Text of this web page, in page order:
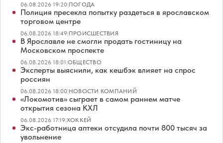
06.08.2026 19:20|ПОГОДА
Полиция пресекла попытку раздеться в ярославском
торговом центре
06.08.2026 18:49|ПРОИСШЕСТВИЯ
В Ярославле не смогли продать гостиницу на
Московском проспекте
06.08.2026 18:01|ОБЩЕСТВО
Эксперты выяснили, как кешбэк влияет на спрос
россиян
06.08.2026 18:00|НОВОСТИ КОМПАНИЙ
«Локомотив» сыграет в самом раннем матче
открытия сезона КХЛ
06.08.2026 17:19|ХОККЕЙ
Экс-работница аптеки отсудила почти 800 тысяч за
увольнение